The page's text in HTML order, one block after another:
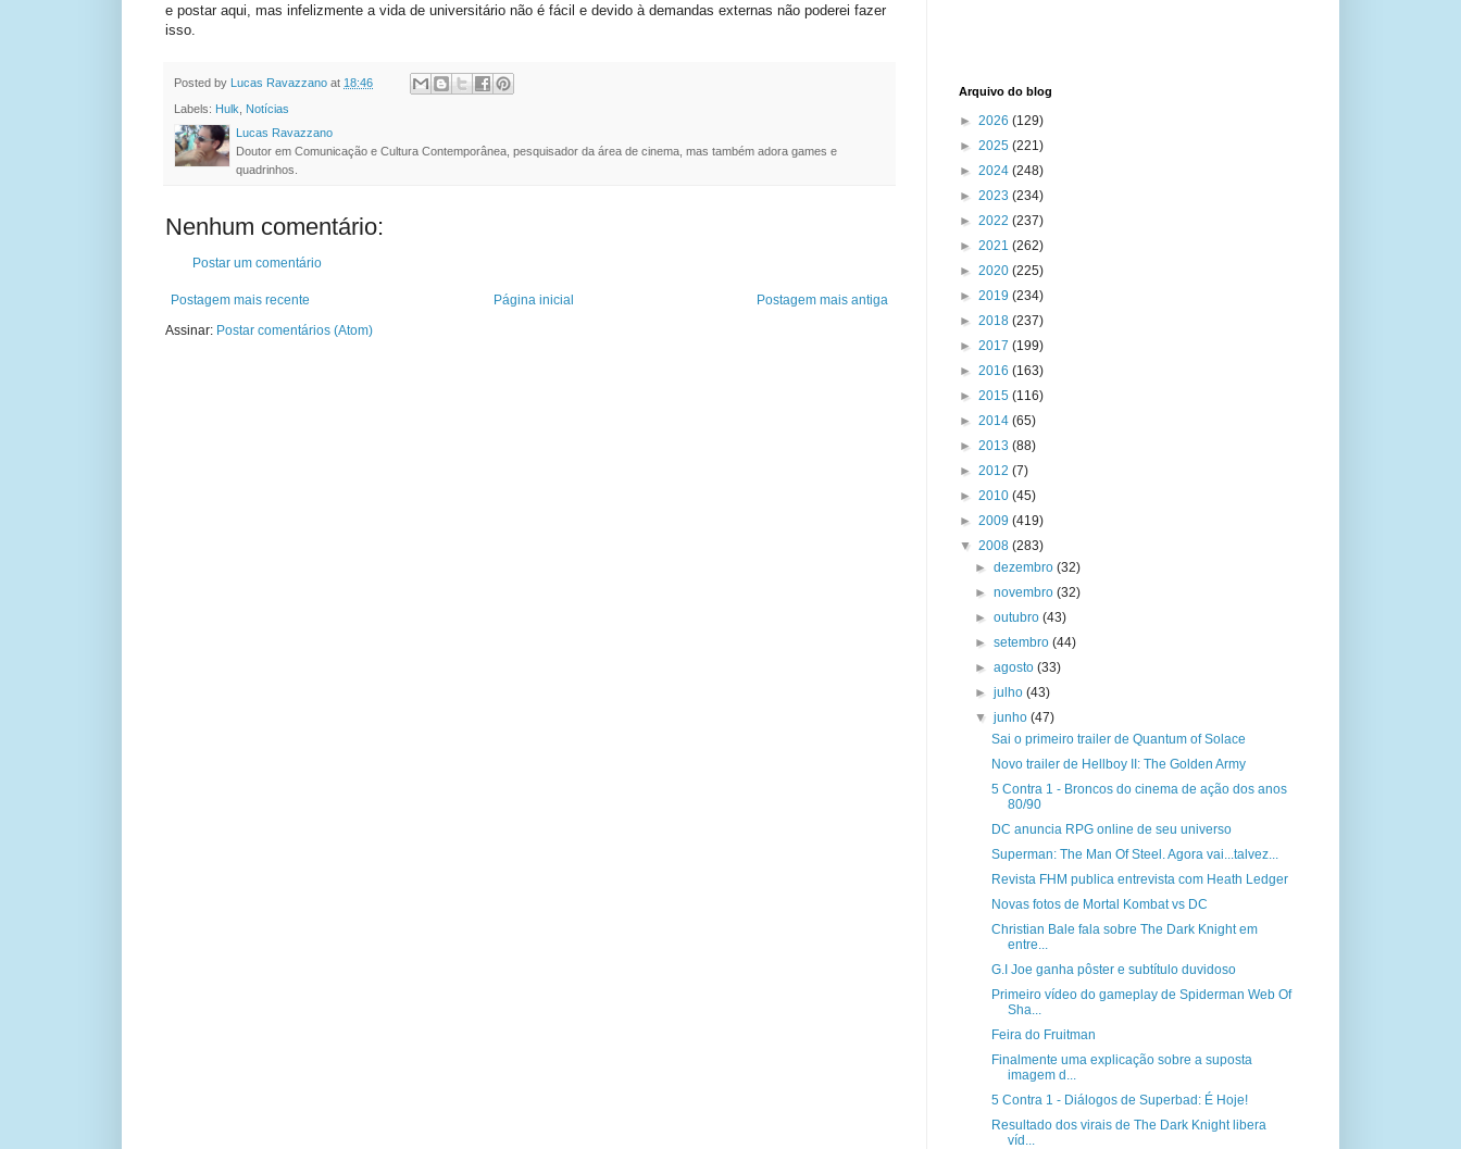
e postar aqui, mas infelizmente a vida de universitário não é fácil e devido à demandas externas não poderei fazer
isso.
Posted by Lucas Ravazzano at 18:46
Labels: Hulk
Notícias
Lucas Ravazzano
Doutor em Comunicação e Cultura Contemporânea, pesquisador da área de cinema, mas também adora games e
quadrinhos.
Nenhum comentário:
Postar um comentário
Postagem mais recente Postagem mais antiga
Página inicial
Assinar: Postar comentários (Atom)
Arquivo do blog
► 2026 (129)
► 2025 (221)
► 2024 (248)
► 2023 (234)
► 2022 (237)
► 2021 (262)
► 2020 (225)
► 2019 (234)
► 2018 (237)
► 2017 (199)
► 2016 (163)
► 2015 (116)
► 2014 (65)
► 2013 (88)
► 2012 (7)
► 2010 (45)
► 2009 (419)
▼ 2008 (283)
►dezembro(32)
►novembro(32)
►outubro(43)
►setembro(44)
►agosto(33)
►julho(43)
▼junho(47)
Sai o primeiro trailer de Quantum of Solace
Novo trailer de Hellboy II: The Golden Army
5 Contra 1 - Broncos do cinema de ação dos anos
80/90
DC anuncia RPG online de seu universo
Superman: The Man Of Steel. Agora vai...talvez...
Revista FHM publica entrevista com Heath Ledger
Novas fotos de Mortal Kombat vs DC
Christian Bale fala sobre The Dark Knight em
entre...
G.I Joe ganha pôster e subtítulo duvidoso
Primeiro vídeo do gameplay de Spiderman Web Of
Sha...
Feira do Fruitman
Finalmente uma explicação sobre a suposta
imagem d...
5 Contra 1 - Diálogos de Superbad: É Hoje!
Resultado dos virais de The Dark Knight libera
víd...